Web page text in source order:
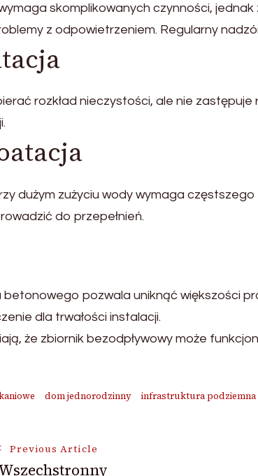
skomplikowanych czynności,
z odpowietrzeniem. Regularny
rozkład nieczystości, ale nie
dużym zużyciu wody wymaga
do przepełnień.
pozwala uniknąć większości
dla trwałości instalacji.
że zbiornik bezodpływowy może
dom jednorodzinny infrastruktura podziemna
Previous Article